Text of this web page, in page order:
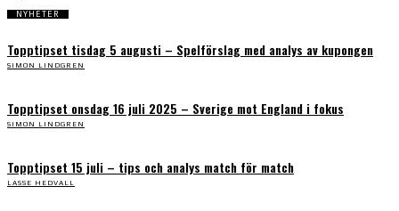
NYHETER
Topptipset tisdag 5 augusti – Spelförslag med analys av kupongen
SIMON LINDGREN
Topptipset onsdag 16 juli 2025 – Sverige mot England i fokus
SIMON LINDGREN
Topptipset 15 juli – tips och analys match för match
LASSE HEDVALL